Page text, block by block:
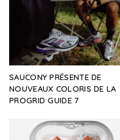
SAUCONY PRÉSENTE DE
NOUVEAUX COLORIS DE LA
PROGRID GUIDE 7